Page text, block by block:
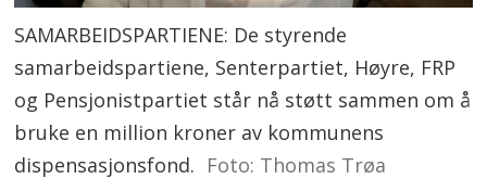
SAMARBEIDSPARTIENE: De styrende
samarbeidspartiene, Senterpartiet, Høyre, FRP
og Pensjonistpartiet står nå støtt sammen om å
bruke en million kroner av kommunens
dispensasjonsfond. Foto: Thomas Trøa